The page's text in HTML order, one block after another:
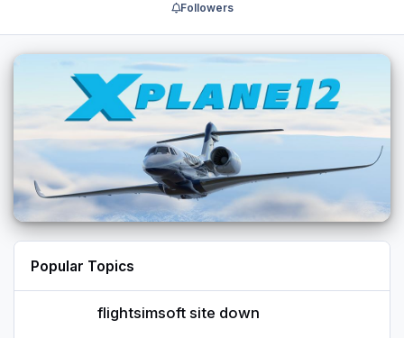
Followers
Popular Topics
flightsimsoft site down